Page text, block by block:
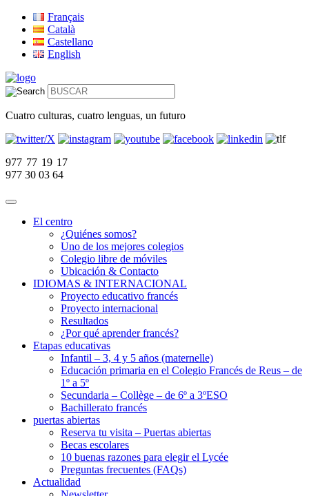
Français
Català
Castellano
English
Cuatro culturas, cuatro lenguas, un futuro
977 77 19 17
977 30 03 64
El centro
¿Quiénes somos?
Uno de los mejores colegios
Colegio libre de móviles
Ubicación & Contacto
IDIOMAS & INTERNACIONAL
Proyecto educativo francés
Proyecto internacional
Resultados
¿Por qué aprender francés?
Etapas educativas
Infantil – 3, 4 y 5 años (maternelle)
Educación primaria en el Colegio Francés de Reus – de
1º a 5º
Secundaria – Collège – de 6º a 3ºESO
Bachillerato francés
puertas abiertas
Reserva tu visita – Puertas abiertas
Becas escolares
10 buenas razones para elegir el Lycée
Preguntas frecuentes (FAQs)
Actualidad